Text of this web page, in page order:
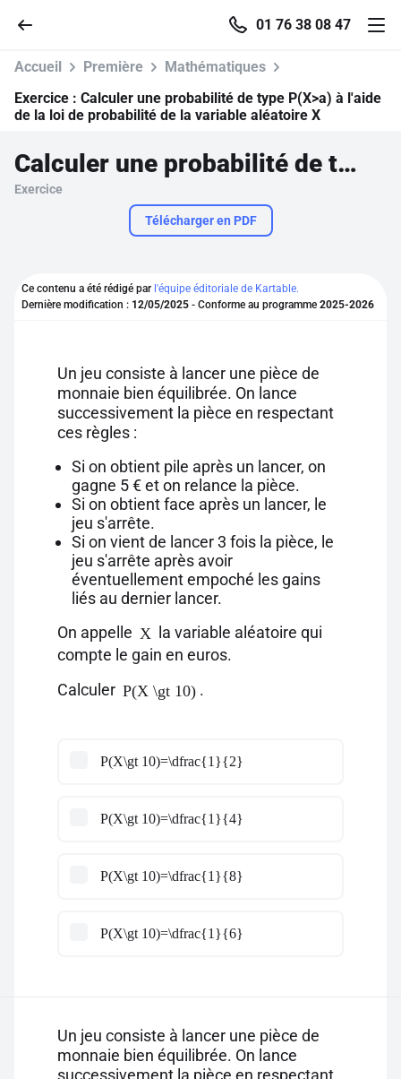
01 76 38 08 47
Parcourir
Se connecter
Pour profiter de 10 contenus offerts.
Accueil Première
Mathématiques
Exercice : Calculer une probabilité de type P(X>a) à l'aide
de la loi de probabilité de la variable aléatoire X
Calculer une probabilité de type P(X>a) à l'aide de la loi de probabilité de la variable aléatoire X
Exercice
Télécharger en PDF
Ce contenu a été rédigé par l'équipe éditoriale de Kartable.
Dernière modification : 12/05/2025 - Conforme au programme 2025-2026
Un jeu consiste à lancer une pièce de
monnaie bien équilibrée. On lance
successivement la pièce en respectant
ces règles :
Si on obtient pile après un lancer, on
gagne 5 € et on relance la pièce.
Si on obtient face après un lancer, le
jeu s'arrête.
Si on vient de lancer 3 fois la pièce, le
jeu s'arrête après avoir
éventuellement empoché les gains
liés au dernier lancer.
On appelle X la variable aléatoire qui
compte le gain en euros.
Calculer P(X \gt 10) .
P(X\gt 10)=\dfrac{1}{2}
P(X\gt 10)=\dfrac{1}{4}
P(X\gt 10)=\dfrac{1}{8}
P(X\gt 10)=\dfrac{1}{6}
Un jeu consiste à lancer une pièce de
monnaie bien équilibrée. On lance
successivement la pièce en respectant